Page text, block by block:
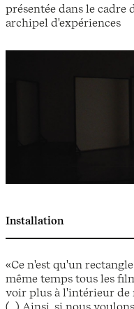
présentée dans le cadre
archipel d'expériences
Installation
«Ce n'est qu'un
même temps tous les
voir plus à l'intérieur de